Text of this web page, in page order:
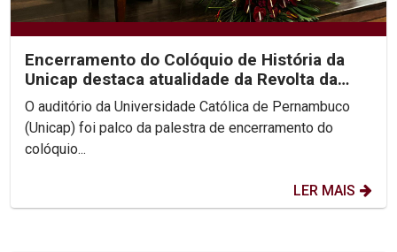
Encerramento do Colóquio de História da
Unicap destaca atualidade da Revolta da
Chibata nos...
O auditório da Universidade Católica de Pernambuco
(Unicap) foi palco da palestra de encerramento do
colóquio...
LER MAIS